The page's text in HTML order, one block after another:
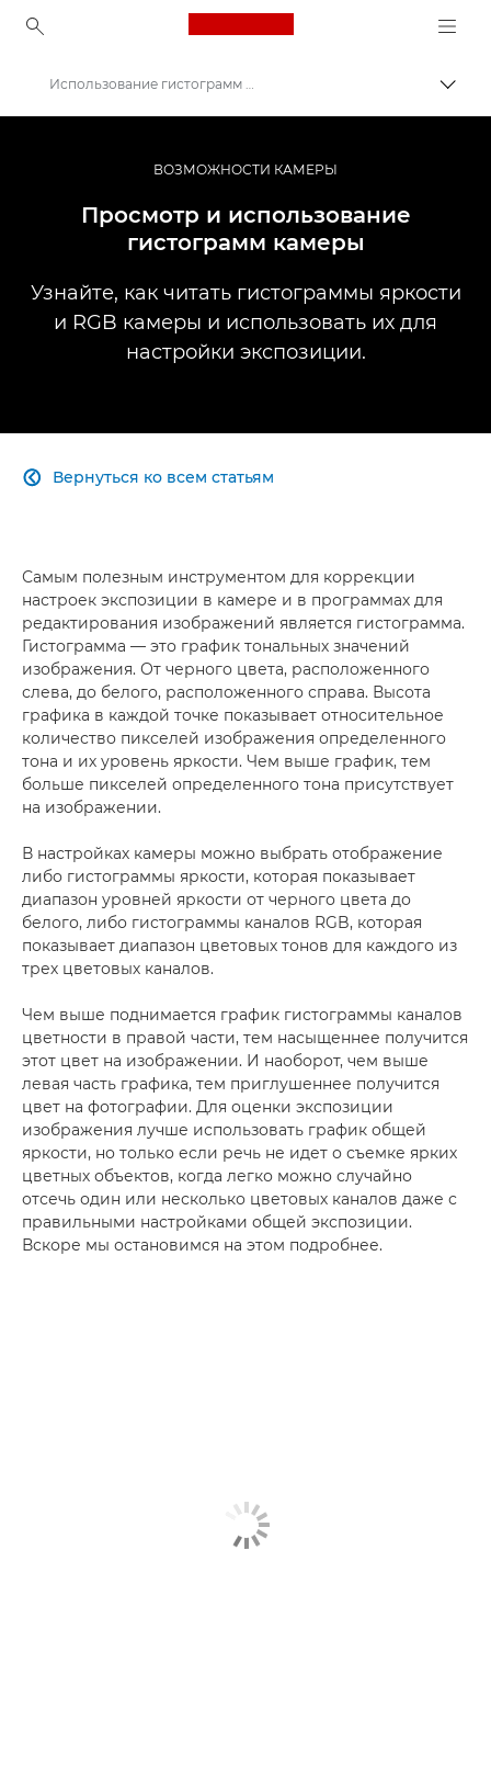
Canon Logo, back to
Профессиональная фото- и видеосъемка
Информационный банк: информационный ресурс для фотографов
Использование гистограмм камеры
ВОЗМОЖНОСТИ КАМЕРЫ
Просмотр и использование
гистограмм камеры
Узнайте, как читать гистограммы яркости
и RGB камеры и использовать их для
настройки экспозиции.
Вернуться ко всем статьям

Самым полезным инструментом для коррекции
настроек экспозиции в камере и в программах для
редактирования изображений является гистограмма.
Гистограмма — это график тональных значений
изображения. От черного цвета, расположенного
слева, до белого, расположенного справа. Высота
графика в каждой точке показывает относительное
количество пикселей изображения определенного
тона и их уровень яркости. Чем выше график, тем
больше пикселей определенного тона присутствует
на изображении.
В настройках камеры можно выбрать отображение
либо гистограммы яркости, которая показывает
диапазон уровней яркости от черного цвета до
белого, либо гистограммы каналов RGB, которая
показывает диапазон цветовых тонов для каждого из
трех цветовых каналов.
Чем выше поднимается график гистограммы каналов
цветности в правой части, тем насыщеннее получится
этот цвет на изображении. И наоборот, чем выше
левая часть графика, тем приглушеннее получится
цвет на фотографии. Для оценки экспозиции
изображения лучше использовать график общей
яркости, но только если речь не идет о съемке ярких
цветных объектов, когда легко можно случайно
отсечь один или несколько цветовых каналов даже с
правильными настройками общей экспозиции.
Вскоре мы остановимся на этом подробнее.